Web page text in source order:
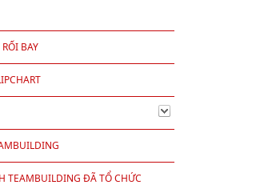
BAY
TEAMBUILDING ĐÃ TỔ CHỨC